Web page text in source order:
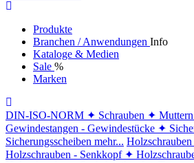
Produkte
Branchen / Anwendungen Info
Kataloge & Medien
Sale %
Marken
DIN-ISO-NORM ✦ Schrauben ✦ Muttern
Gewindestangen - Gewindestücke ✦
Sicherungsscheiben mehr...
Holzschrauben - Senkkopf ✦